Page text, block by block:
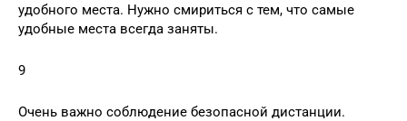
удобного места. Нужно смириться с тем, что самые
удобные места всегда заняты.
9
Очень важно соблюдение безопасной дистанции.